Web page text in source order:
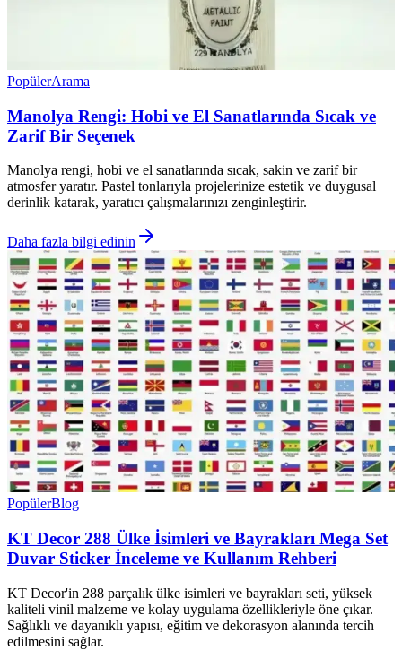
PopülerArama
Manolya Rengi: Hobi ve El Sanatlarında Sıcak ve
Zarif Bir Seçenek
Manolya rengi, hobi ve el sanatlarında sıcak, sakin ve zarif bir
atmosfer yaratır. Pastel tonlarıyla projelerinize estetik ve duygusal
derinlik katarak, yaratıcı çalışmalarınızı zenginleştirir.
Daha fazla bilgi edinin
PopülerBlog
KT Decor 288 Ülke İsimleri ve Bayrakları Mega Set
Duvar Sticker İnceleme ve Kullanım Rehberi
KT Decor'in 288 parçalık ülke isimleri ve bayrakları seti, yüksek
kaliteli vinil malzeme ve kolay uygulama özellikleriyle öne çıkar.
Sağlıklı ve dayanıklı yapısı, eğitim ve dekorasyon alanında tercih
edilmesini sağlar.